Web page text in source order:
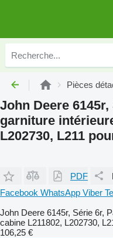
Pièces
John Deere
garniture
L202730, L211
PDF
Facebook WhatsApp Viber
John Deere 6145r, Série 6r,
cabine L211802, L202730,
106,25 €